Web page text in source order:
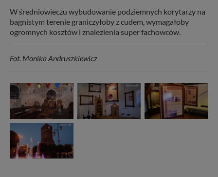
W średniowieczu wybudowanie podziemnych korytarzy na
bagnistym terenie graniczyłoby z cudem, wymagałoby
ogromnych kosztów i znalezienia super fachowców.
Fot. Monika Andruszkiewicz